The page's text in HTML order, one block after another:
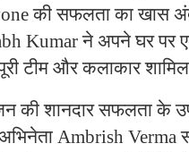
की सफलता का खास
Kumar ने अपने घर पर एक
टीम और कलाकार
शानदार सफलता के
Ambrish Verma